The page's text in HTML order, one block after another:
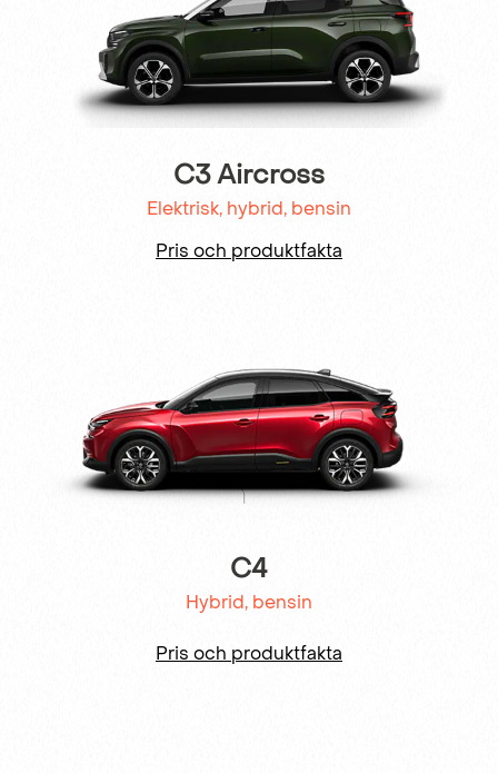
C3 Aircross
Elektrisk, hybrid, bensin
Pris och produktfakta
C4
Hybrid, bensin
Pris och produktfakta